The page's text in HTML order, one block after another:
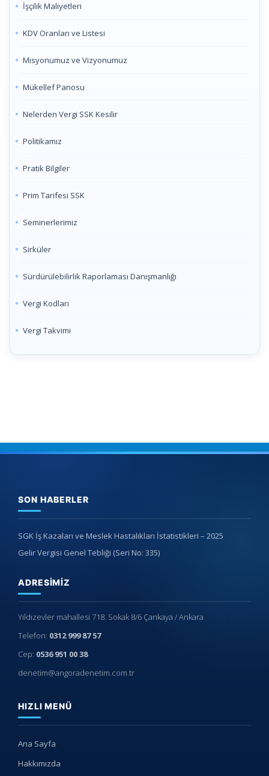
İşçilik Maliyetleri
KDV Oranları ve Listesi
Misyonumuz ve Vizyonumuz
Mükellef Panosu
Nelerden Vergi SSK Kesilir
Politikamız
Pratik Bilgiler
Prim Tarifesi SSK
Seminerlerimiz
Sirküler
Sürdürülebilirlik Raporlaması Danışmanlığı
Vergi Kodları
Vergi Takvimi
SON HABERLER
SGK İş Kazaları ve Meslek Hastalıkları İstatistikleri – 2025
Gelir Vergisi Genel Tebliği (Seri No: 335)
ADRESIMIZ
Yıldızevler mahallesi 718. Sokak 8/6 Çankaya / Ankara
Telefon: 0312 999 87 57
Cep: 0536 951 00 38
denetim@angoradenetim.com.tr
HIZLI MENÜ
Ana Sayfa
Hakkımızda